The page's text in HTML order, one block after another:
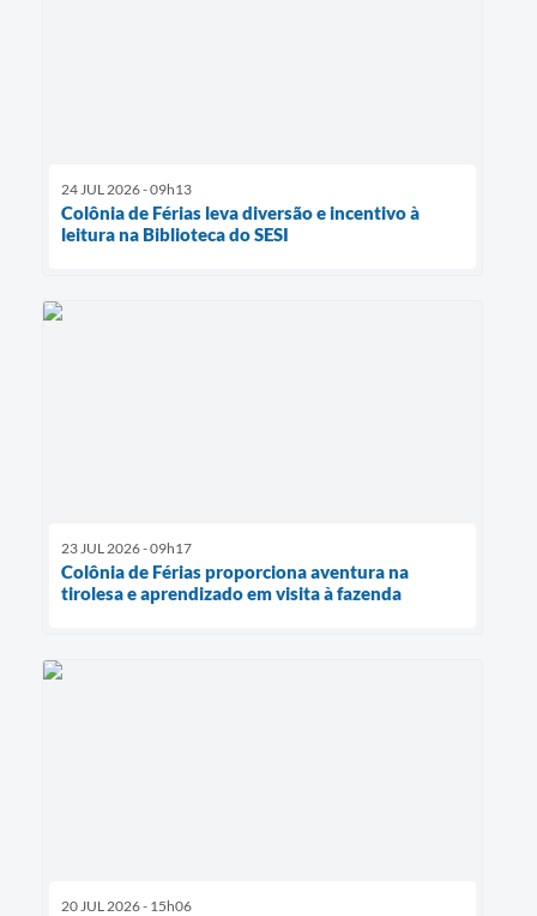
24 JUL 2026 - 09h13
Colônia de Férias leva diversão e incentivo à
leitura na Biblioteca do SESI
23 JUL 2026 - 09h17
Colônia de Férias proporciona aventura na
tirolesa e aprendizado em visita à fazenda
20 JUL 2026 - 15h06